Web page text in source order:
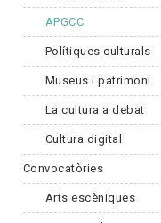
APGCC
Polítiques culturals
Museus i patrimoni
La cultura a debat
Cultura digital
Convocatòries
Arts escèniques